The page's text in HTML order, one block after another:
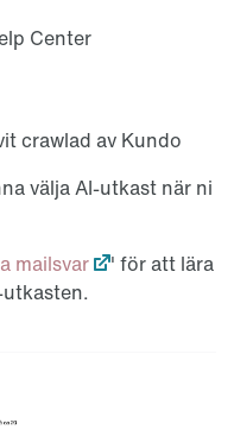
Center
crawlad av Kundo
välja AI-utkast när ni
mailsvar
' för att lära